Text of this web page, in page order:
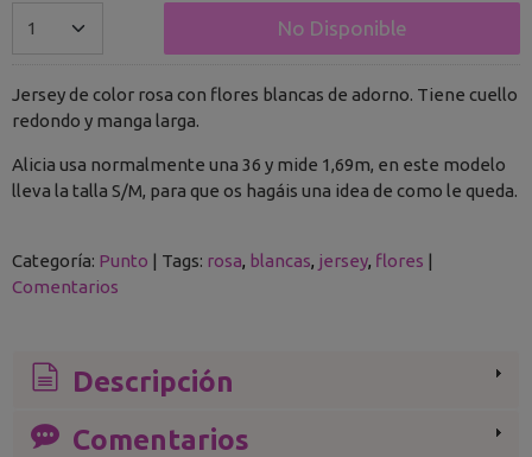
No Disponible
Jersey de color rosa con flores blancas de adorno. Tiene cuello
redondo y manga larga.
Alicia usa normalmente una 36 y mide 1,69m, en este modelo
lleva la talla S/M, para que os hagáis una idea de como le queda.
Categoría: Punto | Tags: rosa blancas jersey flores |
Comentarios
Descripción
Comentarios